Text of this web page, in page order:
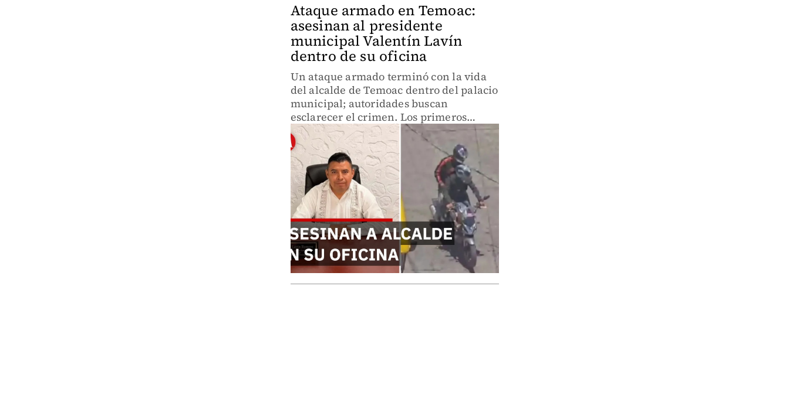
Ataque armado en Temoac:
asesinan al presidente
municipal Valentín Lavín
dentro de su oficina
Un ataque armado terminó con la vida
del alcalde de Temoac dentro del palacio
municipal; autoridades buscan
esclarecer el crimen. Los primeros
reportes indican que dos sujetos
armados ingresaron al inmueble y
dispararon contra el alcalde.